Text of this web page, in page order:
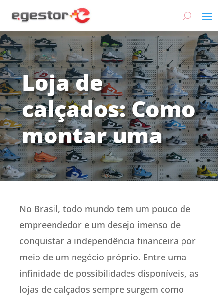
Loja de
calçados: Como
montar uma
No Brasil, todo mundo tem um pouco de
empreendedor e um desejo imenso de
conquistar a independência financeira por
meio de um negócio próprio. Entre uma
infinidade de possibilidades disponíveis, as
lojas de calçados sempre surgem como